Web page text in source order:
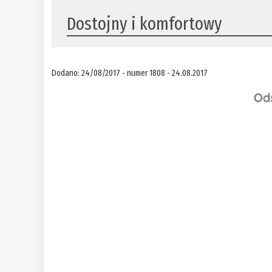
Dostojny i komfortowy
Dodano: 24/08/2017 - numer 1808 - 24.08.2017